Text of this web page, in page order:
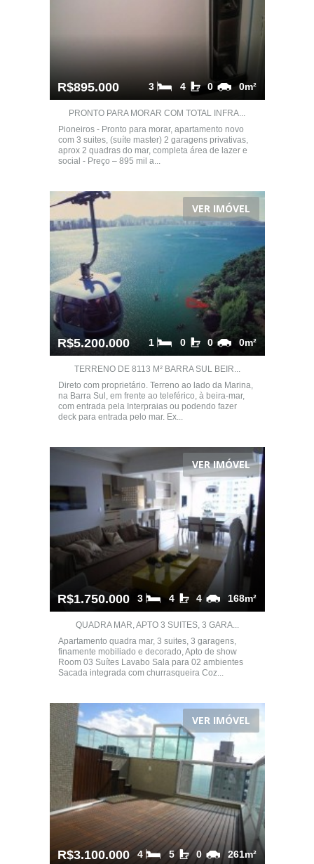
R$895.000 0m²
0
4
3
PRONTO PARA MORAR COM TOTAL INFRA...
Pioneiros - Pronto para morar, apartamento novo
com 3 suites, (suíte master) 2 garagens privativas,
aprox 2 quadras do mar, completa área de lazer e
social - Preço – 895 mil a...
VER IMÓVEL
R$5.200.000 0m²
0
0
1
TERRENO DE 8113 M² BARRA SUL BEIR...
Direto com proprietário. Terreno ao lado da Marina,
na Barra Sul, em frente ao teleférico, à beira-mar,
com entrada pela Interpraias ou podendo fazer
deck para entrada pelo mar. Ex...
VER IMÓVEL
R$1.750.000 168m²
4
4
3
QUADRA MAR, APTO 3 SUITES, 3 GARA...
Apartamento quadra mar, 3 suites, 3 garagens,
finamente mobiliado e decorado, Apto de show
Room 03 Suítes Lavabo Sala para 02 ambientes
Sacada integrada com churrasqueira Coz...
VER IMÓVEL
R$3.100.000 261m²
0
5
4